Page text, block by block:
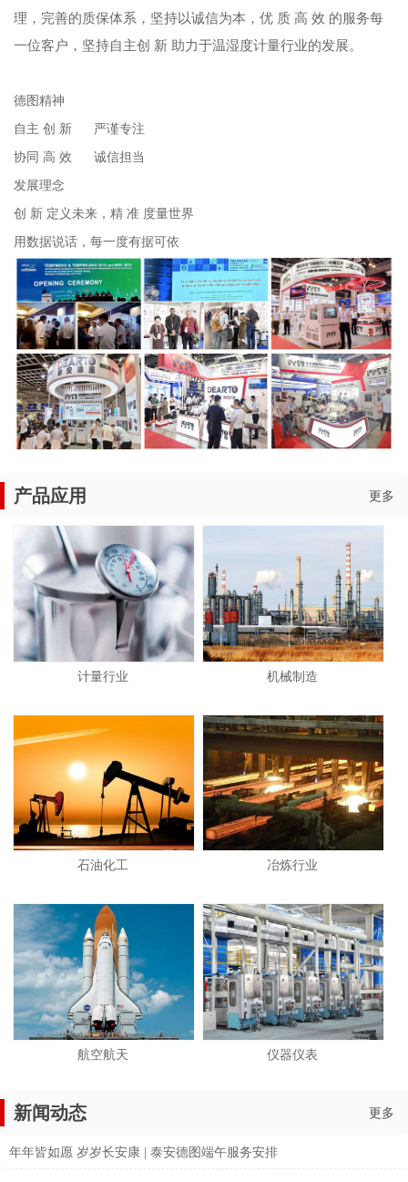
理，完善的质保体系，坚持以诚信为本，优 质 高 效 的服务每
一位客户，坚持自主创 新 助力于温湿度计量行业的发展。
德图精神
自主 创 新 严谨专注
协同 高 效 诚信担当
发展理念
创 新 定义未来，精 准 度量世界
用数据说话，每一度有据可依
产品应用 更多
计量行业 机械制造
石油化工 冶炼行业
航空航天 仪器仪表
新闻动态 更多
年年皆如愿 岁岁长安康 | 泰安德图端午服务安排